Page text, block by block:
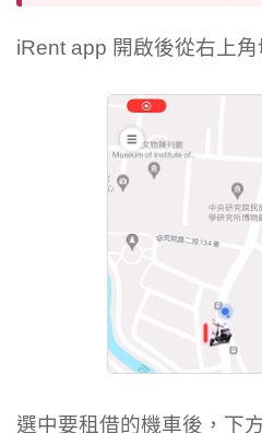
iRent app 開啟後從右上
選中要租借的機車後，下